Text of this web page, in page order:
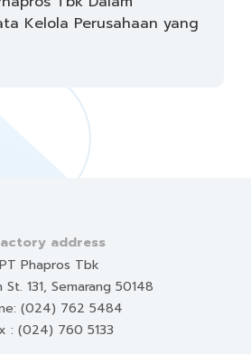
Kelola Perusahaan yang
address
PT Phapros Tbk
St. 131, Semarang 50148
(024) 762 5484
: (024) 760 5133